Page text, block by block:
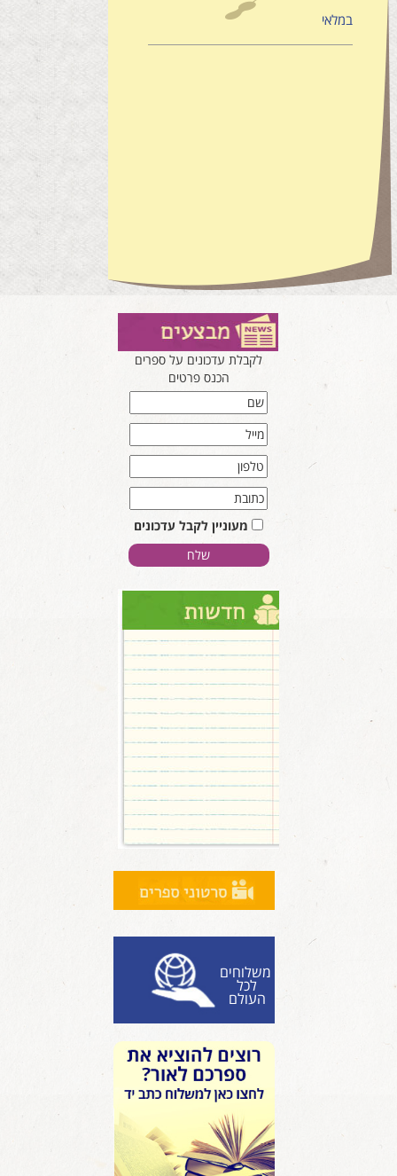
במלאי
לקבלת עדכונים על ספרים
הכנס פרטים
מעוניין לקבל עדכונים
משלוחים
לכל
העולם